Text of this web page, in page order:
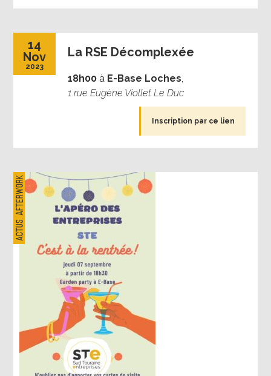
14
Nov
2023
La RSE Décomplexée
18h00 à E-Base Loches,
1 rue Eugène Viollet Le Duc
Inscription par ce lien
Actus
Afterwork